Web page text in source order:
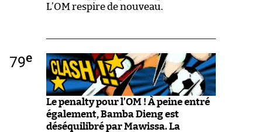
L’OM respire de nouveau.
79e
Le penalty pour l’OM ! À peine entré
également, Bamba Dieng est
déséquilibré par Mawissa. La